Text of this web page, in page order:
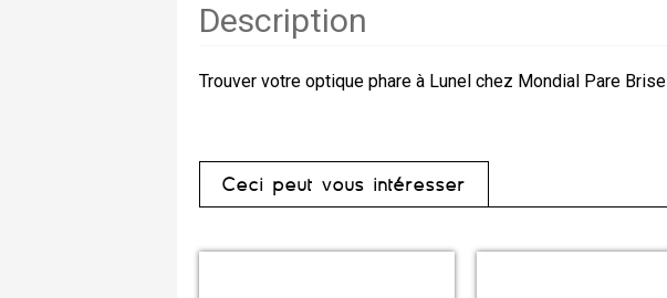
Description
Trouver votre optique phare à Lunel chez Mondial Pare Brise
Ceci peut vous intéresser